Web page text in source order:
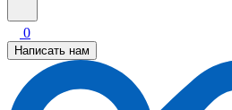
0
Написать нам